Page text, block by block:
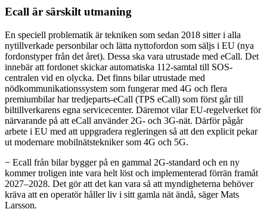
Ecall är särskilt utmaning
En speciell problematik är tekniken som sedan 2018 sitter i alla
nytillverkade personbilar och lätta nyttofordon som säljs i EU (nya
fordonstyper från det året). Dessa ska vara utrustade med eCall. Det
innebär att fordonet skickar automatiska 112-samtal till SOS-
centralen vid en olycka. Det finns bilar utrustade med
nödkommunikationssystem som fungerar med 4G och flera
premiumbilar har tredjeparts-eCall (TPS eCall) som först går till
biltillverkarens egna servicecenter. Däremot vilar EU-regelverket för
närvarande på att eCall använder 2G- och 3G-nät. Därför pågår
arbete i EU med att uppgradera regleringen så att den explicit pekar
ut modernare mobilnätstekniker som 4G och 5G.
− Ecall från bilar bygger på en gammal 2G-standard och en ny
kommer troligen inte vara helt löst och implementerad förrän framåt
2027–2028. Det gör att det kan vara så att myndigheterna behöver
kräva att en operatör håller liv i sitt gamla nät ändå, säger Mats
Larsson.